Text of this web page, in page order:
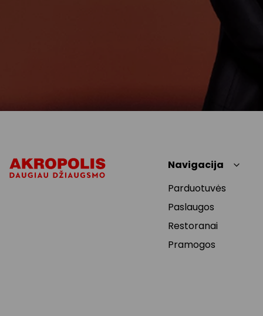
Navigacija
Parduotuvės
Paslaugos
Restoranai
Pramogos